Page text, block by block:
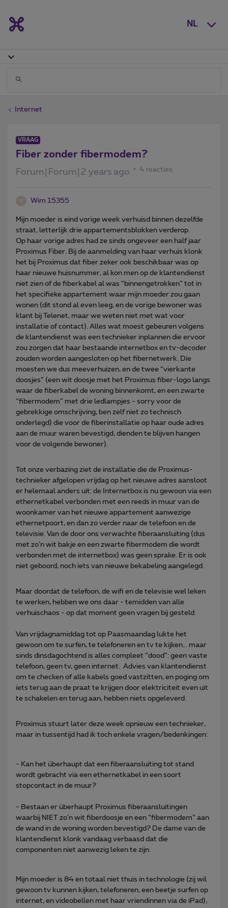
NL
Internet
VRAAG
Fiber zonder fibermodem?
Forum|Forum|2 years ago 4 reacties
Wim 15355
Mijn moeder is eind vorige week verhuisd binnen dezelfde
straat, letterlijk drie appartementsblokken verderop.
Op haar vorige adres had ze sinds ongeveer een half jaar
Proximus Fiber. Bij de aanmelding van haar verhuis klonk
het bij Proximus dat fiber zeker ook beschikbaar was op
haar nieuwe huisnummer, al kon men op de klantendienst
niet zien of de fiberkabel al was “binnengetrokken” tot in
het specifieke appartement waar mijn moeder zou gaan
wonen (dit stond al even leeg, en de vorige bewoner was
klant bij Telenet, maar we weten niet met wat voor
installatie of contact). Alles wat moest gebeuren volgens
de klantendienst was een technieker inplannen die ervoor
zou zorgen dat haar bestaande internetbox en tv-decoder
zouden worden aangesloten op het fibernetwerk. Die
moesten we dus meeverhuizen, en de twee “vierkante
doosjes” (een wit doosje met het Proximus fiber-logo langs
waar de fiberkabel de woning binnenkomt, en een zwarte
“fibermodem” met drie ledlampjes - sorry voor de
gebrekkige omschrijving, ben zelf niet zo technisch
onderlegd) die voor de fiberinstallatie op haar oude adres
aan de muur waren bevestigd, dienden te blijven hangen
voor de volgende bewoner).
Tot onze verbazing ziet de installatie die de Proximus-
technieker afgelopen vrijdag op het nieuwe adres aansloot
er helemaal anders uit: de Internetbox is nu gewoon via een
ethernetkabel verbonden met een reeds in muur van de
woonkamer van het nieuwe appartement aanwezige
ethernetpoort, en dan zo verder naar de telefoon en de
televisie. Van de door ons verwachte fiberaansluiting (dus
met zo’n wit bakje en een zwarte fibermodem die wordt
verbonden met de internetbox) was geen sprake. Er is ook
niet geboord, noch iets van nieuwe bekabeling aangelegd.
Maar doordat de telefoon, de wifi en de televisie wel leken
te werken, hebben we ons daar - temidden van alle
verhuischaos - op dat moment geen vragen bij gesteld.
Van vrijdagnamiddag tot op Paasmaandag lukte het
gewoon om te surfen, te telefoneren en tv te kijken… maar
sinds dinsdagochtend is alles compleet “dood”: geen vaste
telefoon, geen tv, geen internet. Advies van klantendienst
om te checken of alle kabels goed vastzitten, en poging om
iets terug aan de praat te krijgen door elektriciteit even uit
te schakelen en terug aan, hebben niets opgeleverd.
Proximus stuurt later deze week opnieuw een technieker,
maar in tussentijd had ik toch enkele vragen/bedenkingen:
- Kan het überhaupt dat een fiberaansluiting tot stand
wordt gebracht via een ethernetkabel in een soort
stopcontact in de muur?
- Bestaan er überhaupt Proximus fiberaansluitingen
waarbij NIET zo’n wit fiberdoosje en een “fibermodem” aan
de wand in de woning worden bevestigd? De dame van de
klantendienst klonk vandaag verbaasd dat die
componenten niet aanwezig leken te zijn.
Mijn moeder is 84 en totaal niet thuis in technologie (zij wil
gewoon tv kunnen kijken, telefoneren, een beetje surfen op
internet, en videobellen met haar vriendinnen via de iPad),